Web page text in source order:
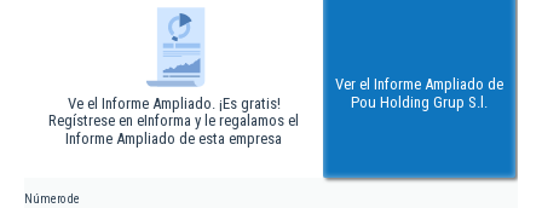
Ve el Informe Ampliado. ¡Es gratis!
Regístrese en eInforma y le regalamos el
Informe Ampliado de esta empresa
Ver el Informe Ampliado de
Pou Holding Grup S.l.
Número de